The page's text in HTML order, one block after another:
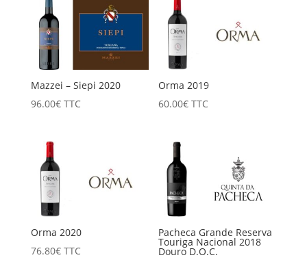
Mazzei – Siepi 2020
96.00€ TTC
Orma 2019
60.00€ TTC
Orma 2020
76.80€ TTC
Pacheca Grande Reserva
Touriga Nacional 2018
Douro D.O.C.